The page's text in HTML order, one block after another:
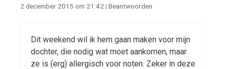
2 december 2015 om 21:42 | Beantwoorden
Dit weekend wil ik hem gaan maken voor mijn
dochter, die nodig wat moet aankomen, maar
ze is (erg) allergisch voor noten. Zeker in deze